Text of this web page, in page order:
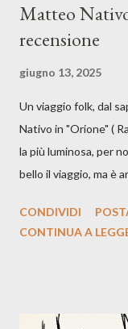
Matteo
recensione
giugno 13, 2025
Un viaggio folk, dal
Nativo in "Orione" (
la più luminosa, per
bello il viaggio, ma è
indubbiamente
CONDIVIDI
CONTINUA A